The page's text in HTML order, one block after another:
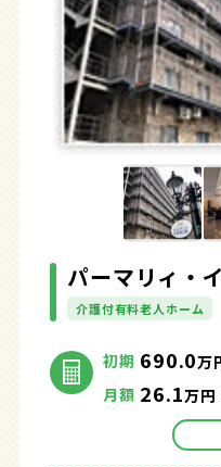
パーマリィ・
介護付有料老人ホーム
初期 690.0万
月額 26.1万円